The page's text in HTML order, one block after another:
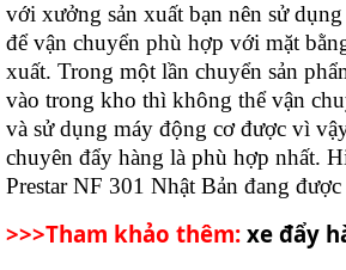
với xưởng sản xuất bạn nên sử
để vận chuyển phù hợp với mặt
xuất. Trong một lần chuyển sản
vào trong kho thì không thể vận
và sử dụng máy động cơ được vì
chuyên đẩy hàng là phù hợp nhất.
Prestar NF 301 Nhật Bản đang
>>>Tham khảo thêm: xe đẩy